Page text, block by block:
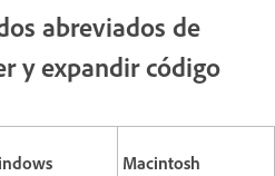
abreviados de
y expandir código
Macintosh